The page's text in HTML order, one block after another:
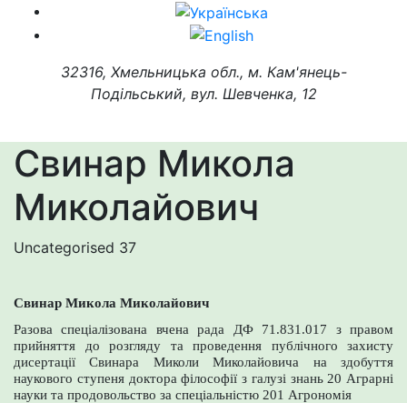
32316, Хмельницька обл., м. Кам'янець-
Подільський, вул. Шевченка, 12
Свинар Микола
Миколайович
Uncategorised 37
Свинар Микола Миколайович
Разова спеціалізована вчена рада ДФ 71.831.017 з правом
прийняття до розгляду та проведення публічного захисту
дисертації Свинара Миколи Миколайовича на здобуття
наукового ступеня доктора філософії з галузі знань 20 Аграрні
науки та продовольство за спеціальністю 201 Агрономія